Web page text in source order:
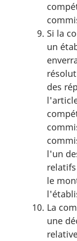
Si la
un
des
l'un
le
La
une